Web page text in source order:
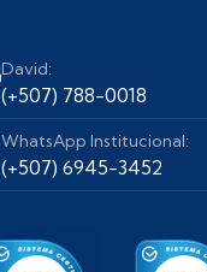
David:
(+507) 788-0018
WhatsApp Institucional:
(+507) 6945-3452